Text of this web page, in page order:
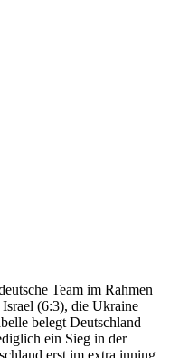
Team im Rahmen
(6:3), die Ukraine
belegt Deutschland
ein Sieg in der
erst im extra inning